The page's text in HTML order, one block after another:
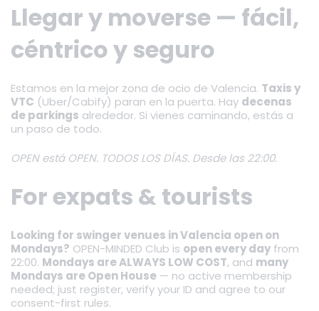
Llegar y moverse — fácil,
céntrico y seguro
Estamos en la mejor zona de ocio de Valencia. Taxis y
VTC (Uber/Cabify) paran en la puerta. Hay decenas
de parkings alrededor. Si vienes caminando, estás a
un paso de todo.
OPEN está OPEN. TODOS LOS DÍAS. Desde las 22:00.
For expats & tourists
Looking for swinger venues in Valencia open on
Mondays? OPEN-MINDED Club is open every day from
22:00. Mondays are ALWAYS LOW COST, and many
Mondays are Open House — no active membership
needed; just register, verify your ID and agree to our
consent-first rules.